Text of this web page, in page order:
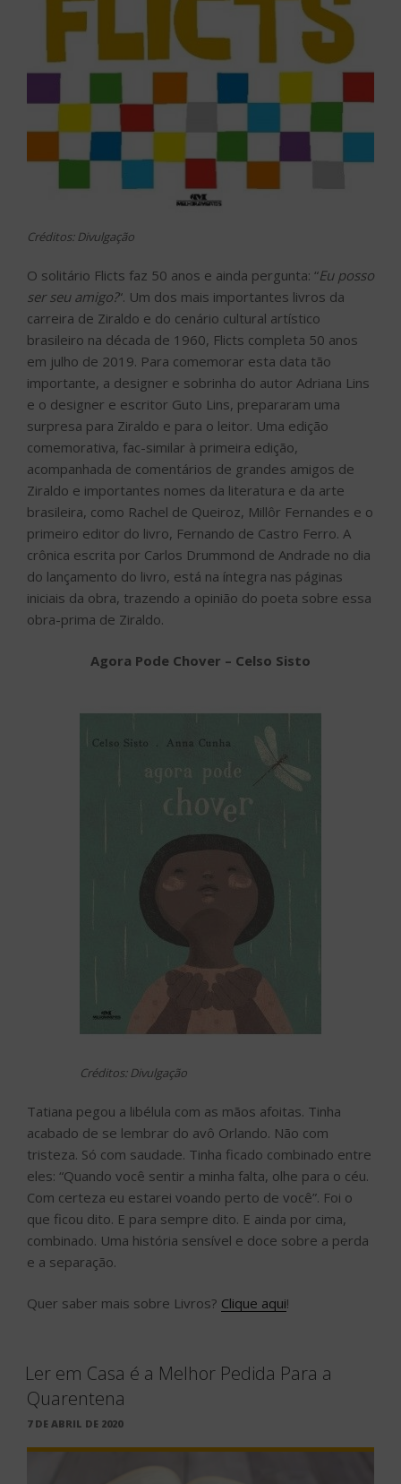
Créditos: Divulgação
O solitário Flicts faz 50 anos e ainda pergunta: “Eu posso
ser seu amigo?“. Um dos mais importantes livros da
carreira de Ziraldo e do cenário cultural artístico
brasileiro na década de 1960, Flicts completa 50 anos
em julho de 2019. Para comemorar esta data tão
importante, a designer e sobrinha do autor Adriana Lins
e o designer e escritor Guto Lins, prepararam uma
surpresa para Ziraldo e para o leitor. Uma edição
comemorativa, fac-similar à primeira edição,
acompanhada de comentários de grandes amigos de
Ziraldo e importantes nomes da literatura e da arte
brasileira, como Rachel de Queiroz, Millôr Fernandes e o
primeiro editor do livro, Fernando de Castro Ferro. A
crônica escrita por Carlos Drummond de Andrade no dia
do lançamento do livro, está na íntegra nas páginas
iniciais da obra, trazendo a opinião do poeta sobre essa
obra-prima de Ziraldo.
Agora Pode Chover – Celso Sisto
Créditos: Divulgação
Tatiana pegou a libélula com as mãos afoitas. Tinha
acabado de se lembrar do avô Orlando. Não com
tristeza. Só com saudade. Tinha ficado combinado entre
eles: “Quando você sentir a minha falta, olhe para o céu.
Com certeza eu estarei voando perto de você”. Foi o
que ficou dito. E para sempre dito. E ainda por cima,
combinado. Uma história sensível e doce sobre a perda
e a separação.
Quer saber mais sobre Livros? Clique aqui!
Ler em Casa é a Melhor Pedida Para a
Quarentena
PUBLICADO
7 DE ABRIL DE 2020